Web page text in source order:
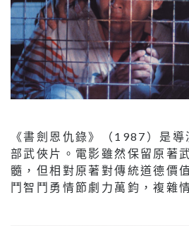
《書劍恩仇錄》（1987）是
部武俠片。電影雖然保留原著
髓，但相對原著對傳統道德價
鬥智鬥勇情節劇力萬鈞，複雜